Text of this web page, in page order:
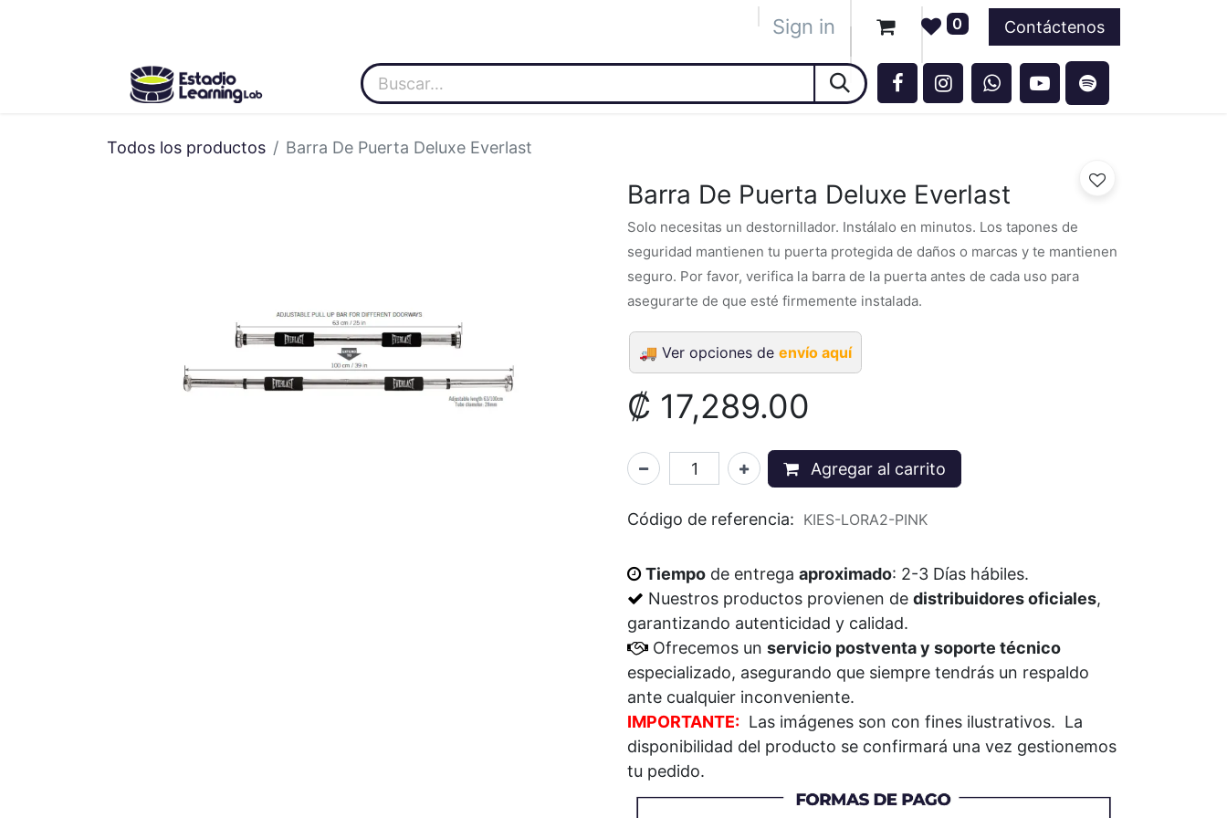
Socios Eventos
Sign in 0 Contáctenos
Todos los productos Barra De Puerta Deluxe Everlast
Barra De Puerta Deluxe Everlast
Solo necesitas un destornillador. Instálalo en minutos. Los tapones de
seguridad mantienen tu puerta protegida de daños o marcas y te mantienen
seguro. Por favor, verifica la barra de la puerta antes de cada uso para
asegurarte de que esté firmemente instalada.
🚚 Ver opciones de envío aquí
₡ 17,289.00
Agregar al carrito
Código de referencia: KIES-LORA2-PINK
Tiempo de entrega aproximado: 2-3 Días hábiles.
Nuestros productos provienen de distribuidores oficiales,
garantizando autenticidad y calidad.
Ofrecemos un servicio postventa y soporte técnico
especializado, asegurando que siempre tendrás un respaldo
ante cualquier inconveniente.
IMPORTANTE: Las imágenes son con fines ilustrativos. La
disponibilidad del producto se confirmará una vez gestionemos
tu pedido.